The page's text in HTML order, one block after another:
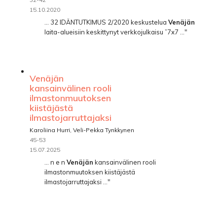
15.10.2020
... 32 IDÄNTUTKIMUS 2/2020 keskustelua Venäjän
laita-alueisiin keskittynyt verkkojulkaisu ”7x7 ..."
Venäjän
kansainvälinen rooli
ilmastonmuutoksen
kiistäjästä
ilmastojarruttajaksi
Karoliina Hurri, Veli-Pekka Tynkkynen
45-53
15.07.2025
... n e n Venäjän kansainvälinen rooli
ilmastonmuutoksen kiistäjästä
ilmastojarruttajaksi ..."